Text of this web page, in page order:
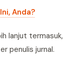
Anda?
lanjut
penulis jurnal.